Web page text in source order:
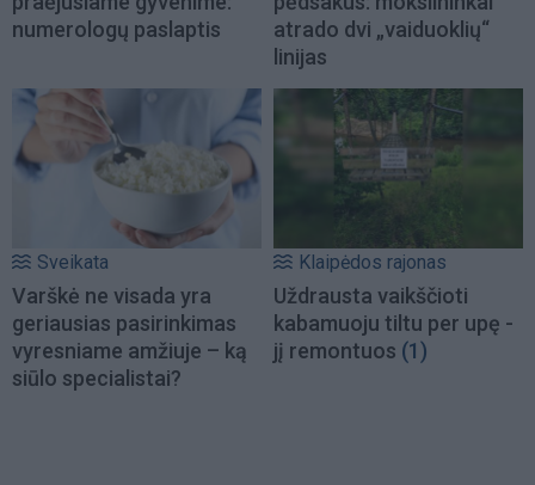
numerologų paslaptis
atrado dvi „vaiduoklių“
linijas
Sveikata
Varškė ne visada yra
geriausias pasirinkimas
vyresniame amžiuje – ką
siūlo specialistai?
Klaipėdos rajonas
Uždrausta vaikščioti
kabamuoju tiltu per upę -
jį remontuos (1)